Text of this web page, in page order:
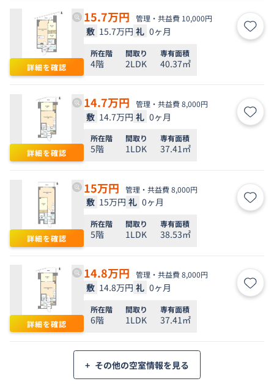
詳細を確認
15.7万円 管理・共益費 10,000円
敷 15.7万円 礼 0ヶ月 お気
所在階
4階
間取り
2LDK
専有面積
40.37㎡
詳細を確認
14.7万円 管理・共益費 8,000円
敷 14.7万円 礼 0ヶ月 お気
所在階
5階
間取り
1LDK
専有面積
37.41㎡
詳細を確認
15万円 管理・共益費 8,000円
敷 15万円 礼 0ヶ月 お気
所在階
5階
間取り
1LDK
専有面積
38.53㎡
詳細を確認
14.8万円 管理・共益費 8,000円
敷 14.8万円 礼 0ヶ月 お気
所在階
6階
間取り
1LDK
専有面積
37.41㎡
+ その他の空室情報を見る